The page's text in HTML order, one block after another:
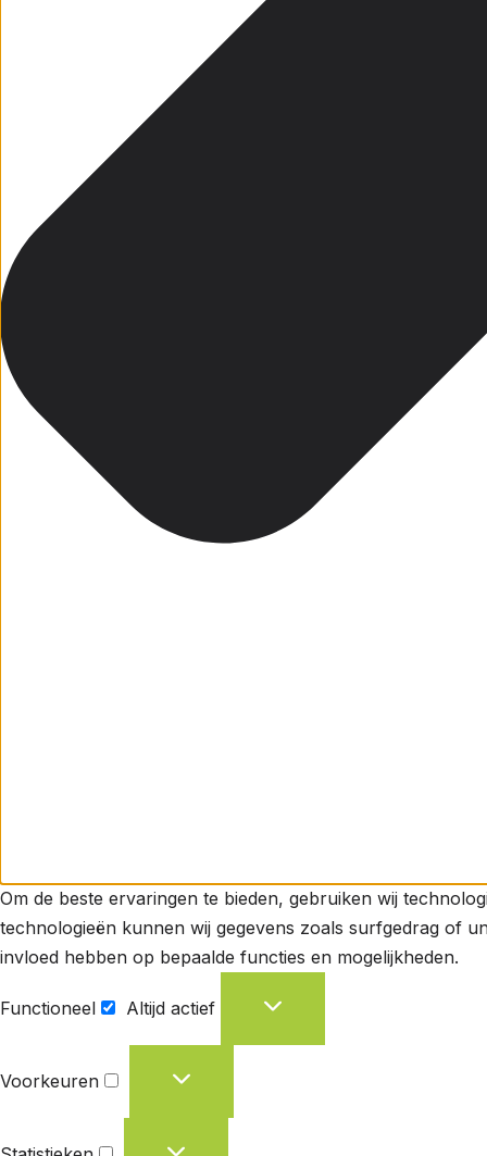
Om de beste ervaringen te bieden, gebruiken wij
technologieën kunnen wij gegevens zoals surfgedrag of
invloed hebben op bepaalde functies en mogelijkheden.
Functioneel Altijd actief
Voorkeuren